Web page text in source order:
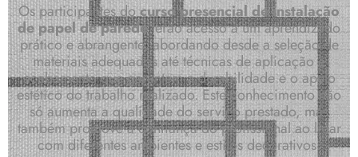
Os participantes docurso presencial de instalação
de papel de paredeterão acesso a um aprendizado
prático e abrangente, abordando desde a seleção de
materiais adequados até técnicas de aplicação e
acabamento que garantem a durabilidade e o apelo
estético do trabalho realizado. Este conhecimento não
só aumenta a qualidade do serviço prestado, mas
também promove a confiança do profissional ao lidar
com diferentes ambientes e estilos decorativos.